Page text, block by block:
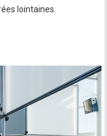
lointaines.